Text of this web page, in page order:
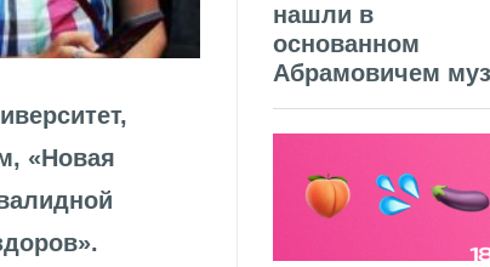
«Новая
нашли в
основанном
Абрамовичем